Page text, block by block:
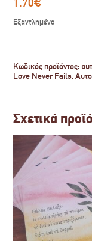
Εξαντλημένο
Κωδικός προϊόντος:
Love Never Fails,
Σχετικά